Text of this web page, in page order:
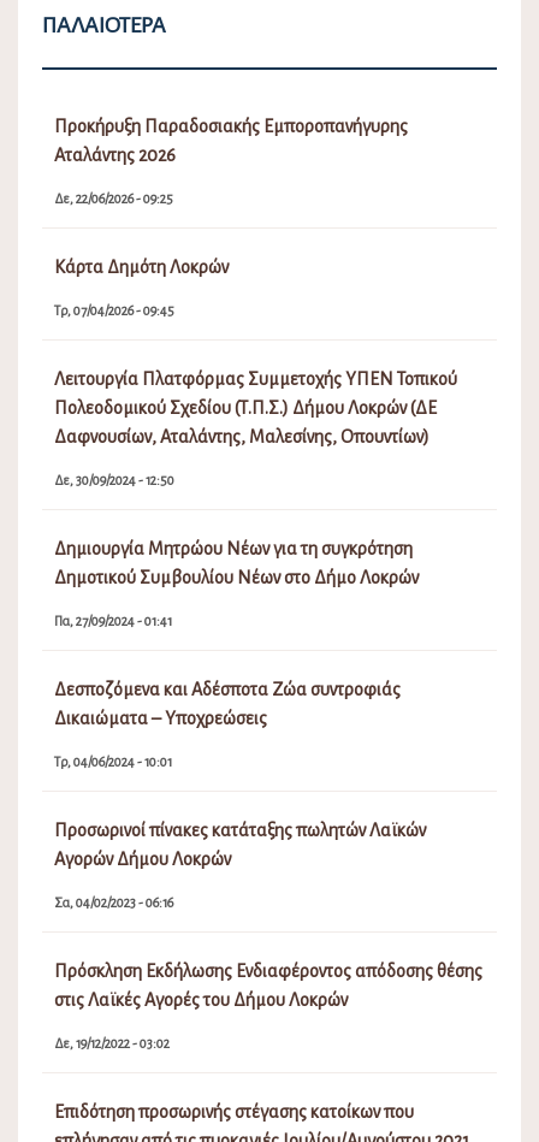
Δαφνουσίων, Αταλάντης, Μαλεσίνης, Οπουντίων)
Δημιουργία Μητρώου Νέων για τη συγκρότηση
Δημοτικού Συμβουλίου Νέων στο Δήμο Λοκρών
Πα, 27/09/2024 - 01:41
Δεσποζόμενα και Αδέσποτα Ζώα συντροφιάς
Δικαιώματα – Υποχρεώσεις
Προσωρινοί πίνακες κατάταξης πωλητών Λαϊκών
Αγορών Δήμου Λοκρών
Σα, 04/02/2023 - 06:16
Πρόσκληση Εκδήλωσης Ενδιαφέροντος απόδοσης θέσης
στις Λαϊκές Αγορές του Δήμου Λοκρών
Δε, 19/12/2022 - 03:02
Επιδότηση προσωρινής στέγασης κατοίκων που
επλήγησαν από τις πυρκαγιές Ιουλίου/Αυγούστου 2021
που εκδηλώθηκαν σε περιοχές της Ελληνικής
Τρ, 21/09/2021 - 06:56
ειδοποιήσεων
της εμποροπανήγυρης και του Φεστιβάλ Γαστρονομίας